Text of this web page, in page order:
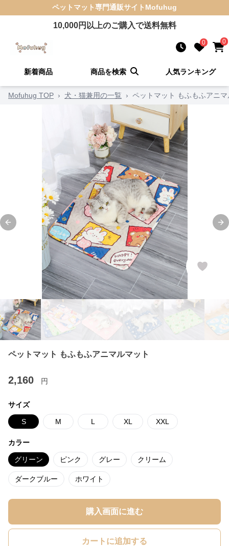
ペットマット専門通販サイト Mofuhug
10,000円以上のご購入で送料無料
0 0
新着商品 商品を検索 人気ランキング
Mofuhug TOP › 犬・猫兼用の一覧 › ペットマット もふもふアニ
Previous slide
ペットマット もふもふアニマルマット
2,160 円
サイズ
S M L XL XXL
カラー
グリーン ピンク グレー クリーム
ダークブルー ホワイト
購入画面に進む
カートに追加する